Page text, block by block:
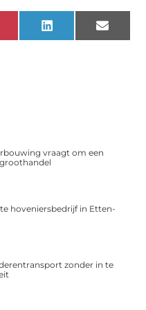
LinkedIn Email
vraagt om een
hoveniersbedrijf in Etten-
zonder in te